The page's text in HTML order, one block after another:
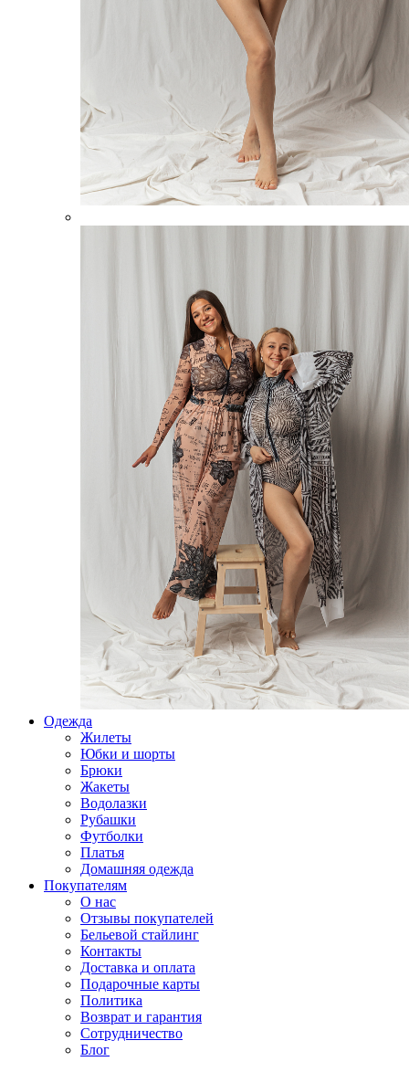
Одежда
Жилеты
Юбки и шорты
Брюки
Жакеты
Водолазки
Рубашки
Футболки
Платья
Домашняя одежда
Покупателям
О нас
Отзывы покупателей
Бельевой стайлинг
Контакты
Доставка и оплата
Подарочные карты
Политика
Возврат и гарантия
Сотрудничество
Блог